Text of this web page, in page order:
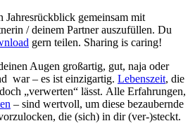
Jahresrückblick gemeinsam mit
/ deinem Partner auszufüllen. Du
gern teilen. Sharing is caring!
Augen großartig, gut, naja oder
war – es ist einzigartig. Lebenszeit, die
„verwerten“ lässt. Alle Erfahrungen,
– sind wertvoll, um diese bezaubernde
die (sich) in dir (ver-)steckt.